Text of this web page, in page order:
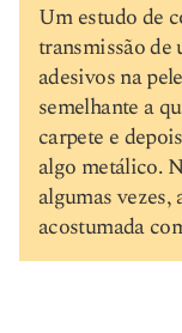
Um estudo de
transmissão de
adesivos na
semelhante a
carpete e
algo metálico.
algumas vezes,
acostumada